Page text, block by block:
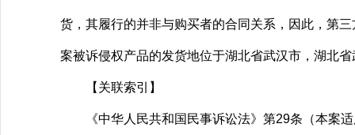
货，其履行的并非与购买者的合同关系，因此，第
案被诉侵权产品的发货地位于湖北省武汉市，湖北
【关联索引】
《中华人民共和国民事诉讼法》第29条（本案适